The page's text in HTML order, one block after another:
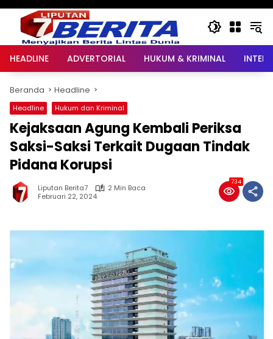
HEADLINE ADVERTORIAL HUKUM & KRIMINAL
Beranda Headline
Headline Hukum dan Kriminal
Kejaksaan Agung Kembali Periksa
Saksi-Saksi Terkait Dugaan Tindak
Pidana Korupsi
Liputan Berita7
2 Min Baca
Februari 22, 2024
734